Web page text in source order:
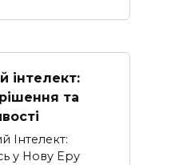
інтелект:
та
Інтелект:
у Нову Еру